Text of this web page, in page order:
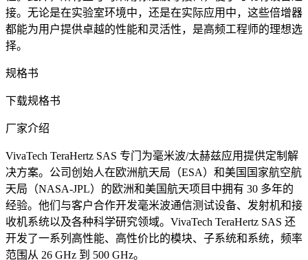
接。无论是在实验室环境中，还是在实际应用中，这些倍增器
都能为用户提供卓越的性能和灵活性，是高频工程师的理想选
择。
规格书
下载规格书
厂家介绍
VivaTech TeraHertz SAS 专门为毫米波/太赫兹应用提供定制解
决方案。公司创始人在欧洲航天局（ESA）和美国国家航空航
天局（NASA-JPL）的欧洲和美国航天项目中拥有 30 多年的
经验。他们与客户合作开发毫米波通信测试设备、发射机和接
收机系统以及各种科学研究领域。VivaTech TeraHertz SAS 还
开发了一系列高性能、高性价比的模块、子系统和系统，频率
范围从 26 GHz 到 500 GHz。